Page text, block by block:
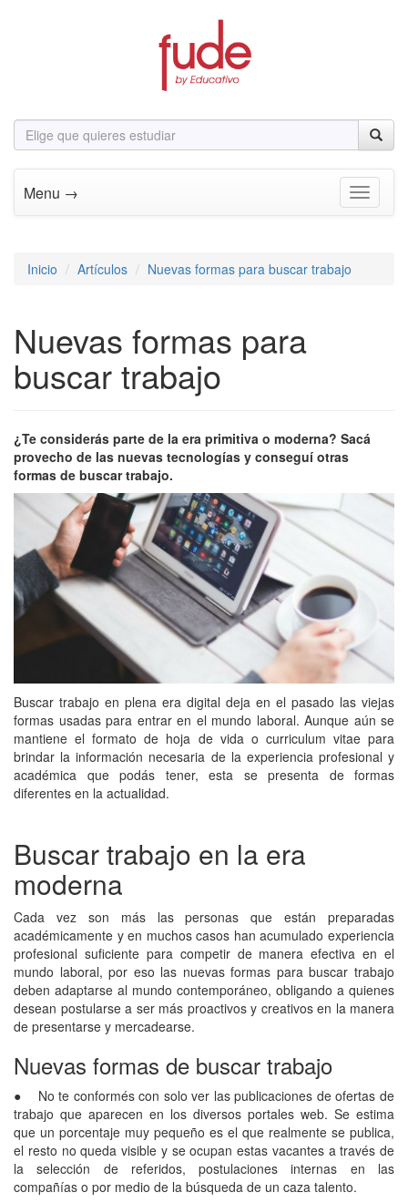
Menu → Toggle
Inicio Artículos Nuevas formas para buscar trabajo
Nuevas formas para
buscar trabajo
¿Te considerás parte de la era primitiva o moderna? Sacá
provecho de las nuevas tecnologías y conseguí otras
formas de buscar trabajo.
Buscar trabajo en plena era digital deja en el pasado las viejas
formas usadas para entrar en el mundo laboral. Aunque aún se
mantiene el formato de hoja de vida o curriculum vitae para
brindar la información necesaria de la experiencia profesional y
académica que podás tener, esta se presenta de formas
diferentes en la actualidad.
Buscar trabajo en la era
moderna
Cada vez son más las personas que están preparadas
académicamente y en muchos casos han acumulado experiencia
profesional suficiente para competir de manera efectiva en el
mundo laboral, por eso las nuevas formas para buscar trabajo
deben adaptarse al mundo contemporáneo, obligando a quienes
desean postularse a ser más proactivos y creativos en la manera
de presentarse y mercadearse.
Nuevas formas de buscar trabajo
● No te conformés con solo ver las publicaciones de ofertas de
trabajo que aparecen en los diversos portales web. Se estima
que un porcentaje muy pequeño es el que realmente se publica,
el resto no queda visible y se ocupan estas vacantes a través de
la selección de referidos, postulaciones internas en las
compañías o por medio de la búsqueda de un caza talento.